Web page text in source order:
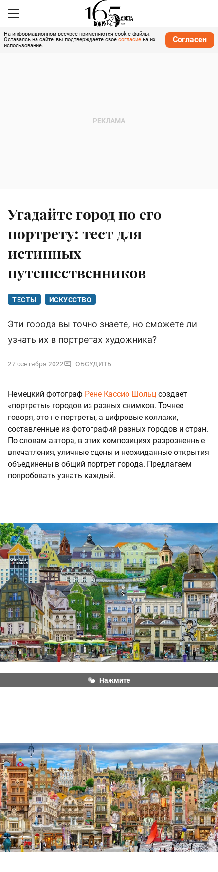
На информационном ресурсе применяются cookie-файлы.
Оставаясь на сайте, вы подтверждаете свое согласие на их
использование.
Согласен
Угадайте город по его
портрету: тест для
истинных
путешественников
ТЕСТЫ ИСКУССТВО
Эти города вы точно знаете, но сможете ли
узнать их в портретах художника?
27 сентября 2022 ОБСУДИТЬ
Немецкий фотограф Рене Кассио Шольц создает
«портреты» городов из разных снимков. Точнее
говоря, это не портреты, а цифровые коллажи,
составленные из фотографий разных городов и стран.
По словам автора, в этих композициях разрозненные
впечатления, уличные сцены и неожиданные открытия
объединены в общий портрет города. Предлагаем
попробовать узнать каждый.
Нажмите